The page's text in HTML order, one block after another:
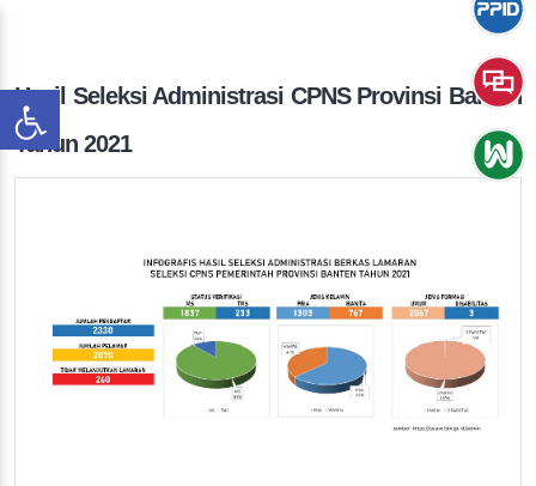
Hasil Seleksi Administrasi CPNS Provinsi Banten
Tahun 2021